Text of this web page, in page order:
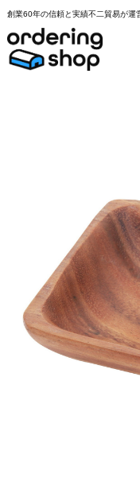
創業60年の信頼と実績不二貿易が運